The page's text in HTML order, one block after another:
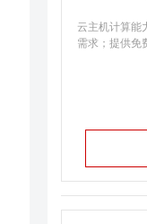
云主机计算能
需求；提供免